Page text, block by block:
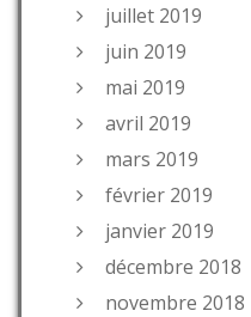
juillet 2019
juin 2019
mai 2019
avril 2019
mars 2019
février 2019
janvier 2019
décembre 2018
novembre 2018